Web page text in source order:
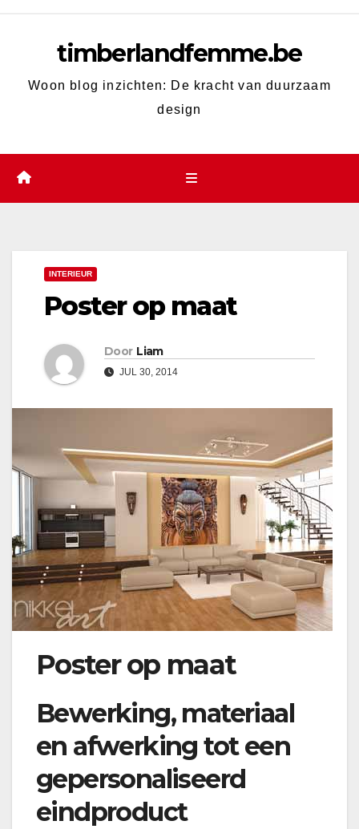
timberlandfemme.be
Woon blog inzichten: De kracht van duurzaam
design
INTERIEUR
Poster op maat
Door Liam
JUL 30, 2014
Poster op maat
Bewerking, materiaal
en afwerking tot een
gepersonaliseerd
eindproduct